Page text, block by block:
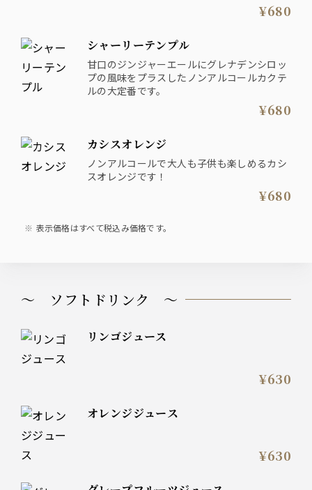
¥680
シャーリーテンプル
甘口のジンジャーエールにグレナデンシロッ
プの風味をプラスしたノンアルコールカクテ
ルの大定番です。
¥680
カシスオレンジ
ノンアルコールで大人も子供も楽しめるカシ
スオレンジです！
¥680
表示価格はすべて税込み価格です。
～ ソフトドリンク ～
リンゴジュース
¥630
オレンジジュース
¥630